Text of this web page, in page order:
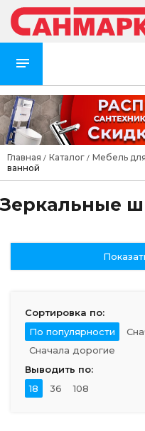
Главная / Каталог / Мебель
ванной
Зеркальные
Сортировка по:
По популярности
Сначала дорогие
Выводить по:
18
36 108